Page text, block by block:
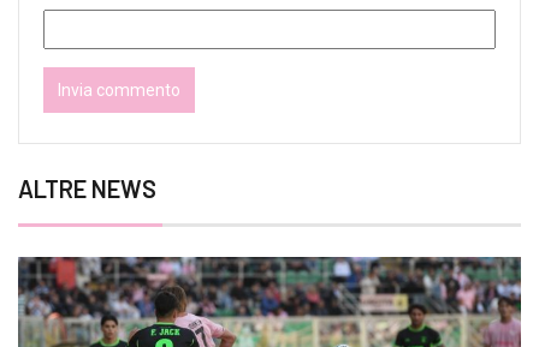
ALTRE NEWS